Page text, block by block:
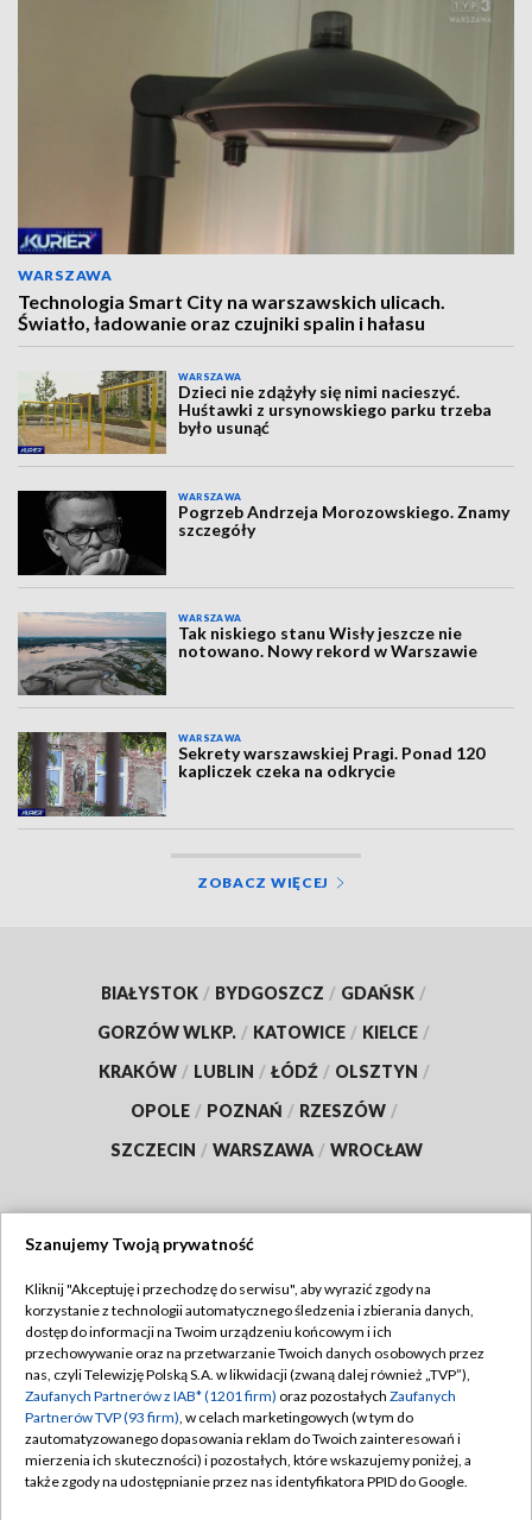
WARSZAWA
Technologia Smart City na warszawskich ulicach.
Światło, ładowanie oraz czujniki spalin i hałasu
WARSZAWA
Dzieci nie zdążyły się nimi nacieszyć.
Huśtawki z ursynowskiego parku trzeba
było usunąć
WARSZAWA
Pogrzeb Andrzeja Morozowskiego. Znamy
szczegóły
WARSZAWA
Tak niskiego stanu Wisły jeszcze nie
notowano. Nowy rekord w Warszawie
WARSZAWA
Sekrety warszawskiej Pragi. Ponad 120
kapliczek czeka na odkrycie
ZOBACZ WIĘCEJ
BIAŁYSTOK / BYDGOSZCZ / GDAŃSK /
GORZÓW WLKP. / KATOWICE / KIELCE /
KRAKÓW / LUBLIN / ŁÓDŹ / OLSZTYN /
OPOLE / POZNAŃ / RZESZÓW /
SZCZECIN / WARSZAWA / WROCŁAW
TVP
Abonament TVP
Emisja w TVP
Centrum informacji TVP
Naziemna Telewizja Cyfrowa
Regulamin TVP
Polityka prywatności
Moje zgody
Pomoc
Szanujemy Twoją prywatność
Kliknij "Akceptuję i przechodzę do serwisu", aby wyrazić zgody na
korzystanie z technologii automatycznego śledzenia i zbierania danych,
dostęp do informacji na Twoim urządzeniu końcowym i ich
przechowywanie oraz na przetwarzanie Twoich danych osobowych przez
nas, czyli Telewizję Polską S.A. w likwidacji (zwaną dalej również „TVP”),
Zaufanych Partnerów z IAB* (1201 firm) oraz pozostałych Zaufanych
Partnerów TVP (93 firm), w celach marketingowych (w tym do
zautomatyzowanego dopasowania reklam do Twoich zainteresowań i
mierzenia ich skuteczności) i pozostałych, które wskazujemy poniżej, a
także zgody na udostępnianie przez nas identyfikatora PPID do Google.